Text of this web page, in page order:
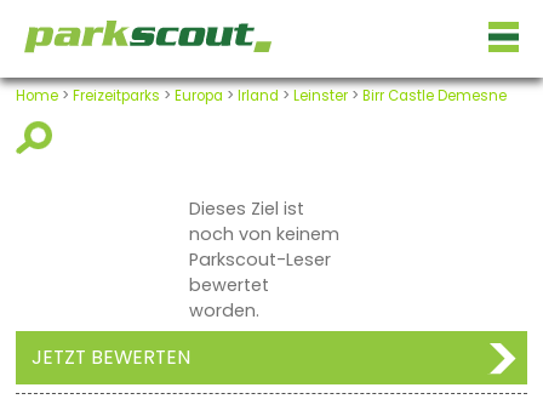
Home> Freizeitparks > Europa > Irland > Leinster> Birr Castle Demesne
Dieses Ziel ist
noch von keinem
Parkscout-Leser
bewertet
worden.
JETZT BEWERTEN